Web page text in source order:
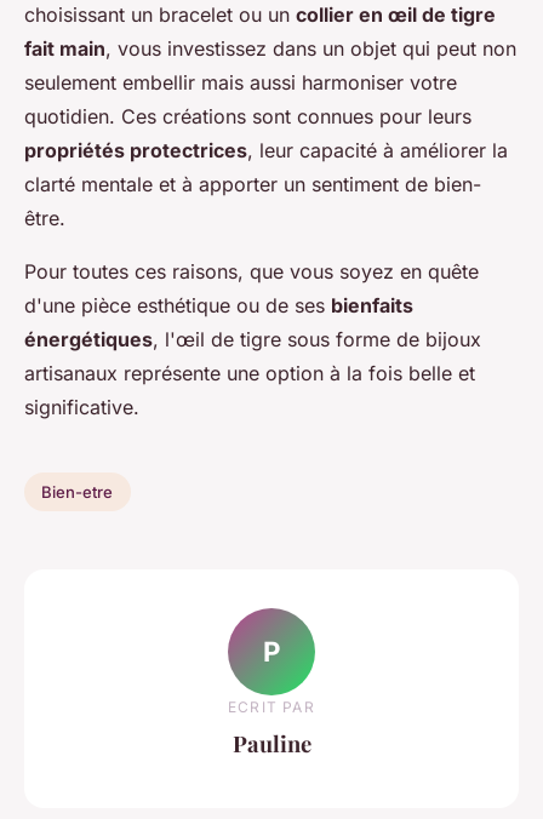
choisissant un bracelet ou un collier en œil de tigre
fait main, vous investissez dans un objet qui peut non
seulement embellir mais aussi harmoniser votre
quotidien. Ces créations sont connues pour leurs
propriétés protectrices, leur capacité à améliorer la
clarté mentale et à apporter un sentiment de bien-
être.
Pour toutes ces raisons, que vous soyez en quête
d'une pièce esthétique ou de ses bienfaits
énergétiques, l'œil de tigre sous forme de bijoux
artisanaux représente une option à la fois belle et
significative.
Bien-etre
P
ECRIT PAR
Pauline